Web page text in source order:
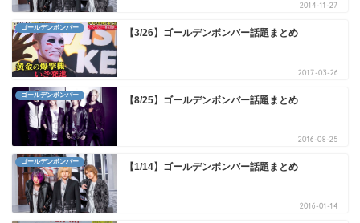
2014-11-27
ゴールデンボンバー 【3/26】ゴールデンボンバー話題まとめ
2017-03-26
ゴールデンボンバー 【8/25】ゴールデンボンバー話題まとめ
2016-08-25
ゴールデンボンバー 【1/14】ゴールデンボンバー話題まとめ
2016-01-14